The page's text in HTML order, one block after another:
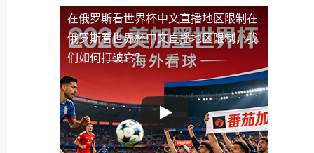
在俄罗斯看世界杯中文直播地区限制 在
俄罗斯看世界杯中文直播地区限制，我
们如何打破它？